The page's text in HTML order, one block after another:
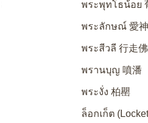
พระพุทโธน้อย
พระลักษณ์ 愛
พระสีวลี 行走佛
พรานบุญ 噴潘
พระงั่ง 柏罌
ล็อกเก็ต